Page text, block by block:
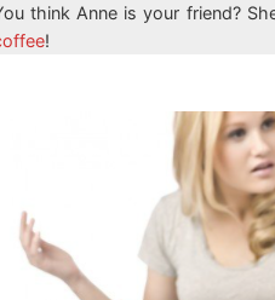
think Anne is your friend?
!